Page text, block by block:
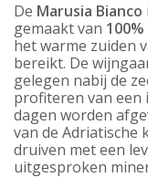
De Marusia Bianco
gemaakt van
het warme zuiden
bereikt. De
gelegen nabij de
profiteren van een
dagen worden
van de
druiven met een
uitgesproken